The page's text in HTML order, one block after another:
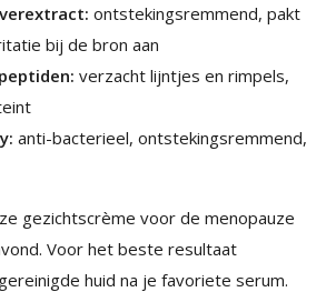
ontstekingsremmend, pakt
bij de bron aan
verzacht lijntjes en rimpels,
anti-bacterieel, ontstekingsremmend,
gezichtscrème voor de menopauze
Voor het beste resultaat
huid na je favoriete serum.